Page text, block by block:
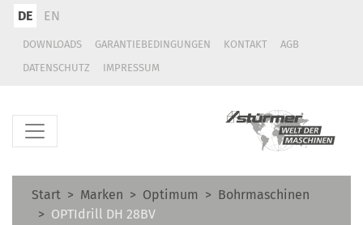
DE EN
DOWNLOADS GARANTIEBEDINGUNGEN KONTAKT
AGB
DATENSCHUTZ
IMPRESSUM
Start Marken Optimum
Bohrmaschinen
OPTIdrill DH 28BV